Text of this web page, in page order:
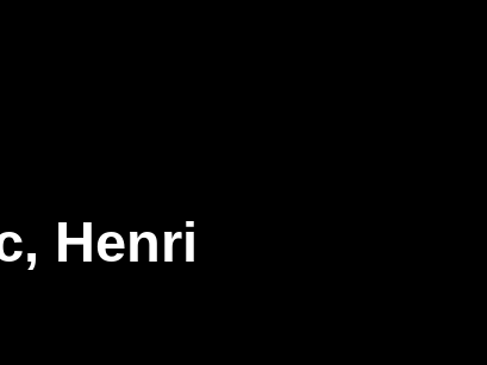
Henri